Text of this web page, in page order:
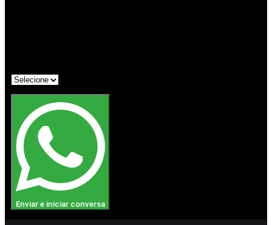
Enviar e iniciar conversa